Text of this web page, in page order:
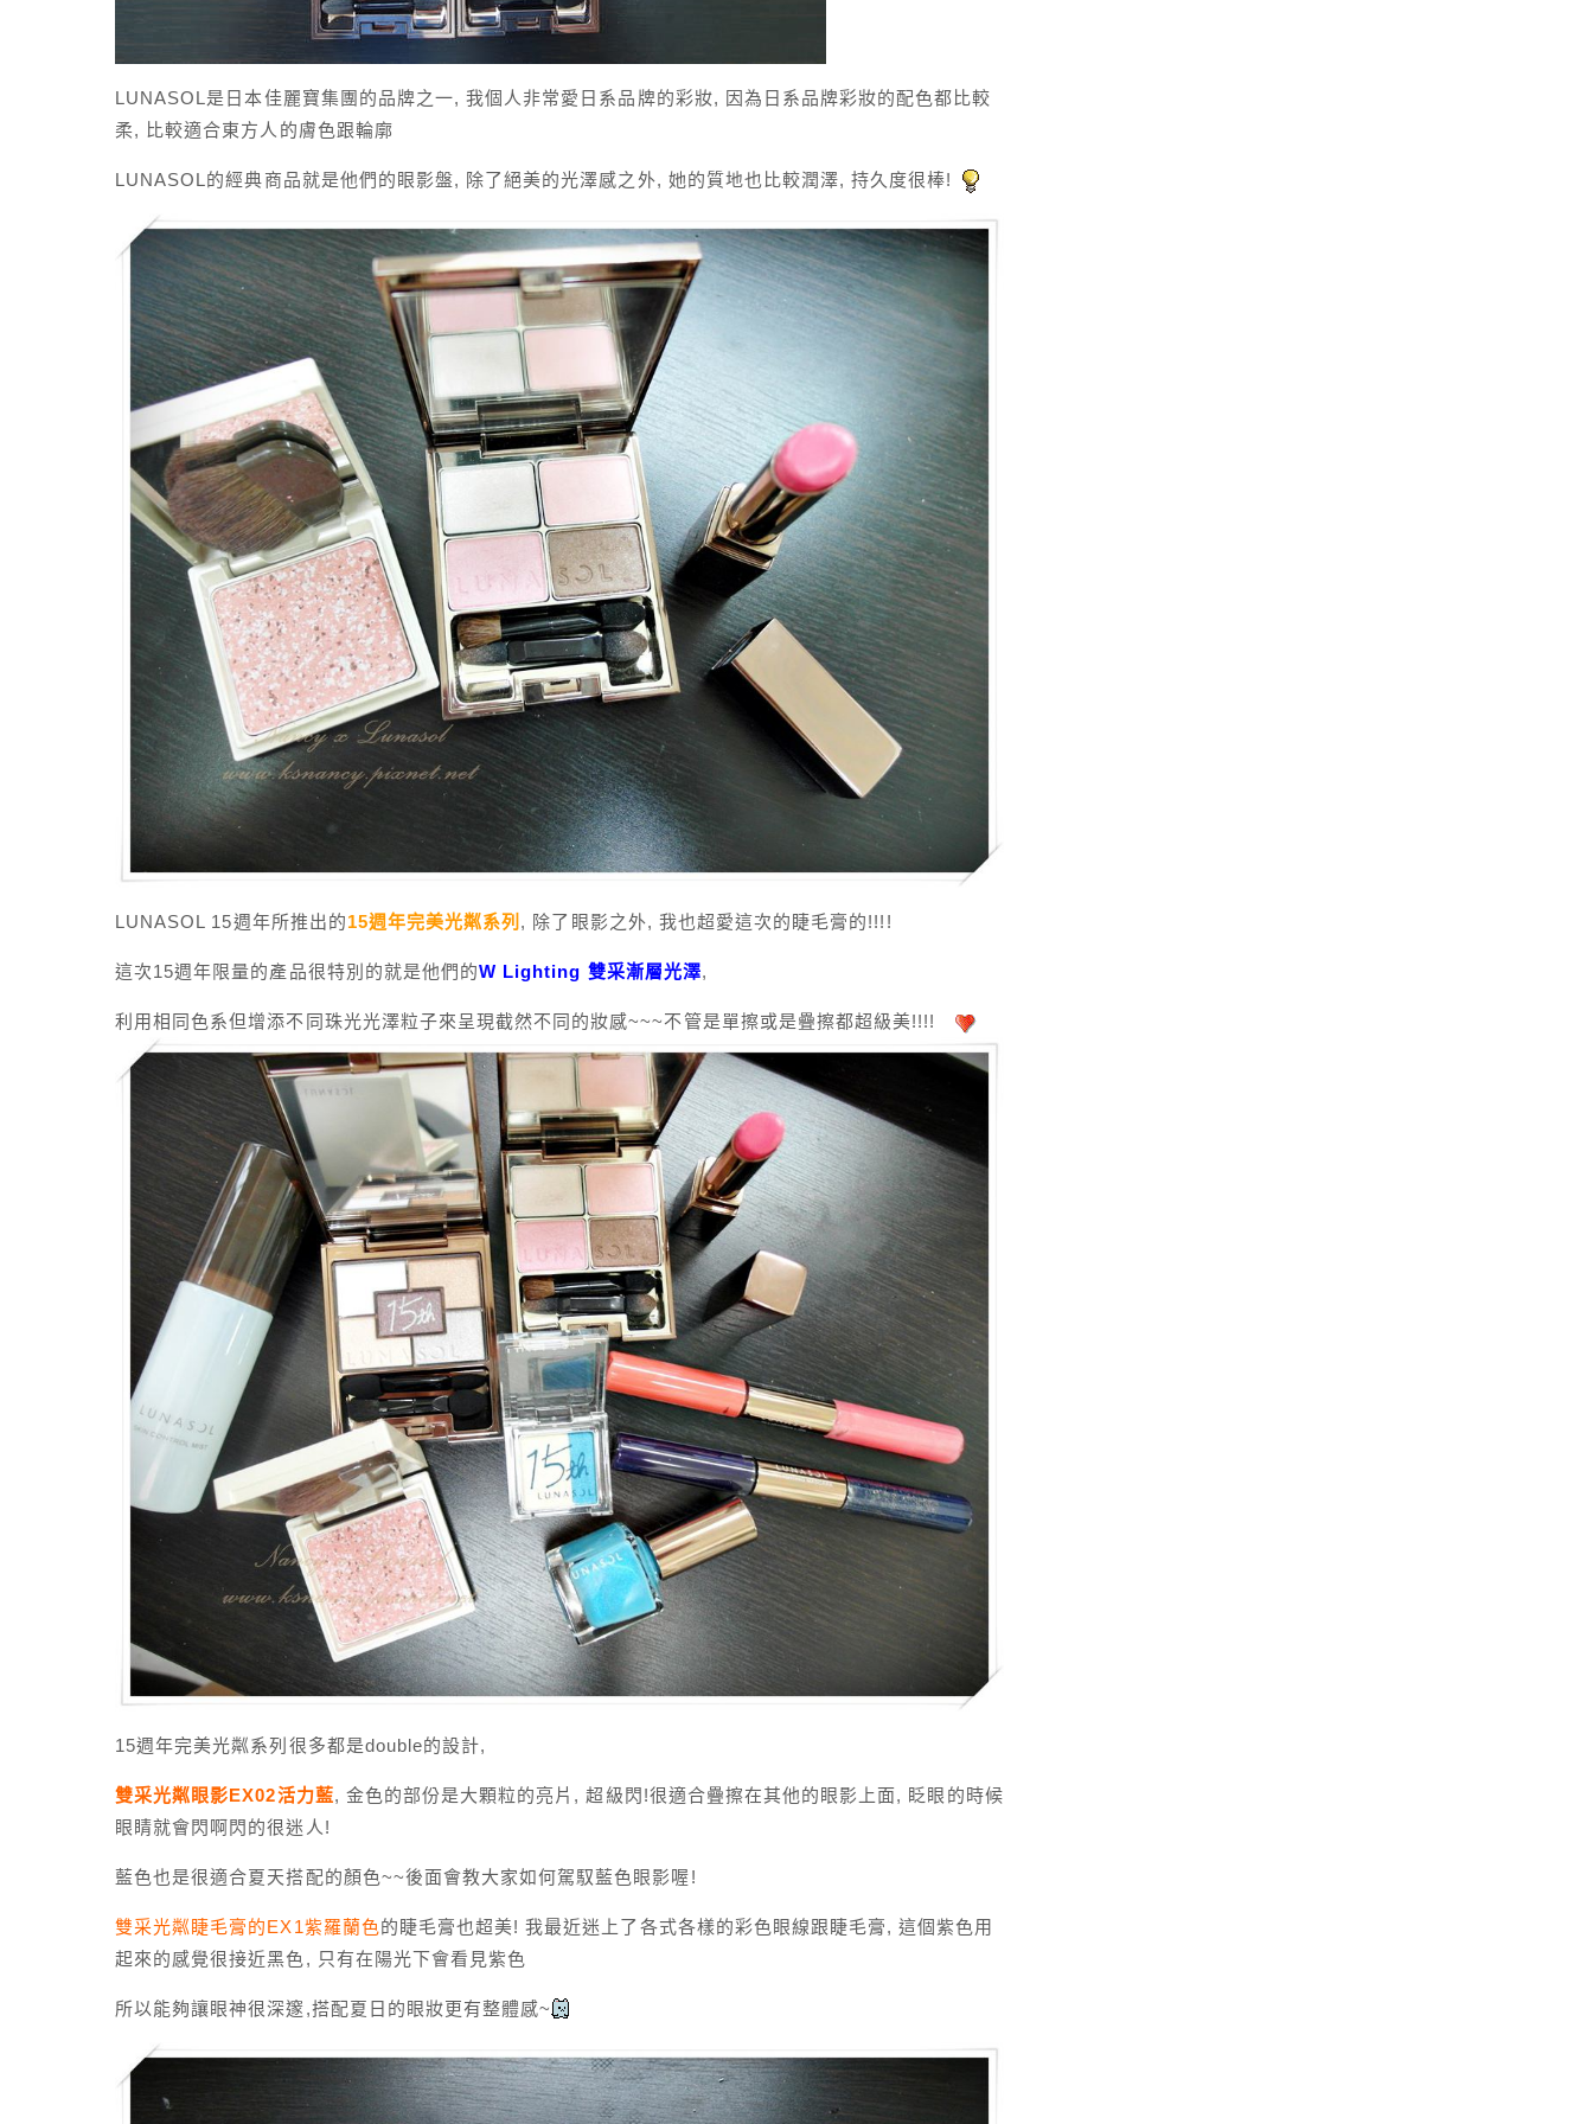
LUNASOL是日本佳麗寶集團的品牌之一, 我個人非常愛日系品牌的彩妝, 因為日系品牌彩妝的配色都比較
柔, 比較適合東方人的膚色跟輪廓
LUNASOL的經典商品就是他們的眼影盤, 除了絕美的光澤感之外, 她的質地也比較潤澤, 持久度很棒!
LUNASOL 15週年所推出的15週年完美光粼系列 , 除了眼影之外, 我也超愛這次的睫毛膏的!!!!
這次15週年限量的產品很特別的就是他們的W Lighting 雙采漸層光澤,
利用相同色系但增添不同珠光光澤粒子來呈現截然不同的妝感~~~不管是單擦或是疊擦都超級美!!!!
15週年完美光粼系列很多都是double的設計,
雙采光粼眼影EX02活力藍, 金色的部份是大顆粒的亮片, 超級閃!很適合疊擦在其他的眼影上面, 眨眼的時候
眼睛就會閃啊閃的很迷人!
藍色也是很適合夏天搭配的顏色~~後面會教大家如何駕馭藍色眼影喔!
雙采光粼睫毛膏的EX1紫羅蘭色的睫毛膏也超美! 我最近迷上了各式各樣的彩色眼線跟睫毛膏, 這個紫色用
起來的感覺很接近黑色, 只有在陽光下會看見紫色
所以能夠讓眼神很深邃,搭配夏日的眼妝更有整體感~